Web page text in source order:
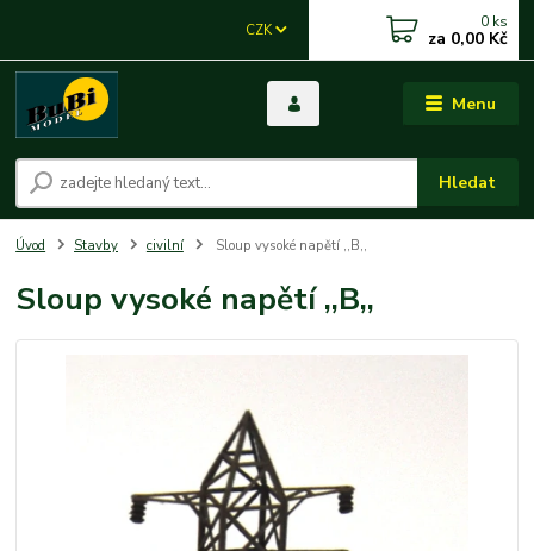
Menu
CZK
Hledat
0 ks
za 0,00 Kč
Úvod Stavby civilní Sloup vysoké napětí ,,B,,
Sloup vysoké napětí ,,B,,